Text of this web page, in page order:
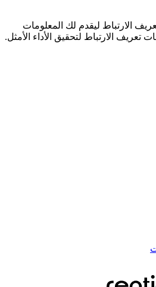
الارتباط ليقدم لك المعلومات
تعريف الارتباط لتحقيق الأداء الأمثل.